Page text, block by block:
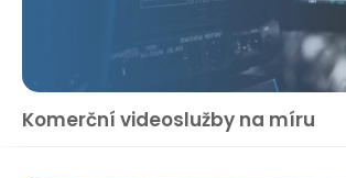
Komerční videoslužby na míru